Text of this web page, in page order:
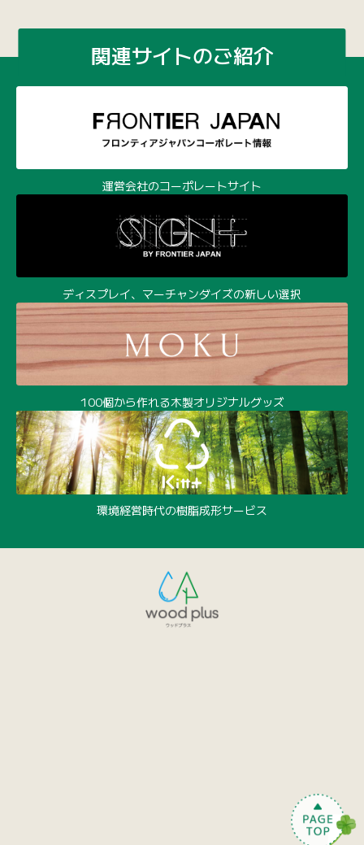
関連サイトのご紹介
運営会社のコーポレートサイト
ディスプレイ、マーチャンダイズの新しい選択
100個から作れる木製オリジナルグッズ
環境経営時代の樹脂成形サービス